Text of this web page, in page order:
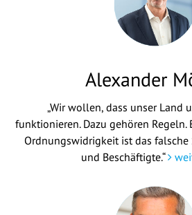
Alexander
„Wir wollen, dass unser Land
funktionieren. Dazu gehören
Ordnungswidrigkeit ist das falsche
und Beschäftigte.“